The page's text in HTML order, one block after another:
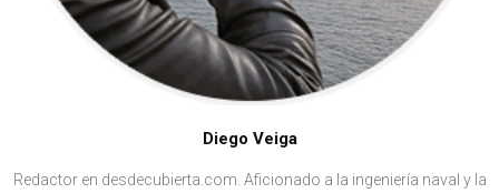
Diego Veiga
Redactor en desdecubierta.com. Aficionado a la ingeniería naval y la